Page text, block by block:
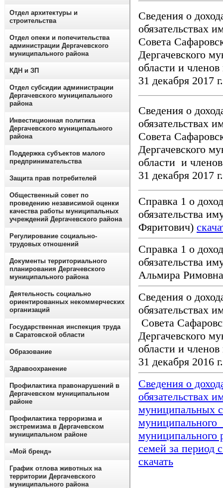
Сведения о
обязательствах
Совета
Дергачевского
области и
31 декабря 2017
Сведения о
обязательствах
Совета
Дергачевского
области и
31 декабря 2017
Справка 1 о
обязательства
Фяритович)
Справка 1 о
обязательства
Альмира
Сведения о
обязательствах
Совета
Дергачевского
области и
31 декабря 2016
Сведения о
обязательствах
муниципальных
муниципального
муниципального
семей за период
скачать
Отдел архитектуры и
строительства
Отдел опеки и попечительства
администрации Дергачевского
муниципального района
КДН и ЗП
Отдел субсидии администрации
Дергачевского муниципального
района
Инвестиционная политика
Дергачевского муниципального
района
Поддержка субъектов малого
предпринимательства
Защита прав потребителей
Общественный совет по
проведению независимой оценки
качества работы муниципальных
учреждений Дергачевского района
Регулирование социально-
трудовых отношений
Документы территориального
планирования Дергачевского
муниципального района
Деятельность социально
ориентированных некоммерческих
организаций
Государственная инспекция труда
в Саратовской области
Образование
Здравоохранение
Профилактика правонарушений в
Дергачевском муниципальном
районе
Профилактика терроризма и
экстремизма в Дергачевском
муниципальном районе
«Мой бренд»
График отлова животных на
территории Дергачевского
муниципального района